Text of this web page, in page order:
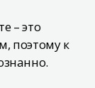
– это
поэтому к